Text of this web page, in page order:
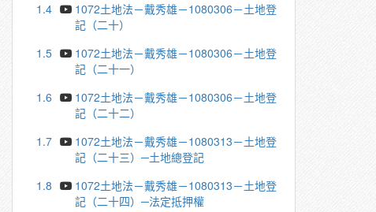
1.4
1072土地法－戴秀雄－1080306－土地登
記（二十）
1.5
1072土地法－戴秀雄－1080306－土地登
記（二十一）
1.6
1072土地法－戴秀雄－1080306－土地登
記（二十二）
1.7
1072土地法－戴秀雄－1080313－土地登
記（二十三）─土地總登記
1.8
1072土地法－戴秀雄－1080313－土地登
記（二十四）─法定抵押權